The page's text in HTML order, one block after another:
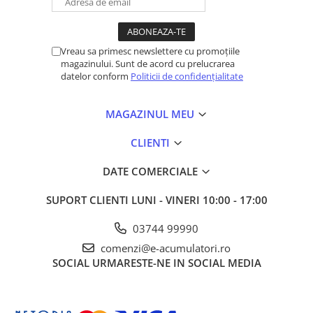
Statii de incarcare EV
Convertibil tower / rack 2U
Autonomie
≥ 8 minute la 80% din sarcină
Intrare
230 V
40–70 Hz (50/60 Hz auto-sensing)
tensiune
sarcină 100%
IEC 320 C20 (16 A)
Ieșire
Vreau sa primesc newslettere cu promoțiile
magazinului. Sunt de acord cu prelucrarea
datelor conform Politicii de confidențialitate
MAGAZINUL MEU
CLIENTI
DATE COMERCIALE
SUPORT CLIENTI LUNI - VINERI 10:00 - 17:00
03744 99990
comenzi@e-acumulatori.ro
SOCIAL URMARESTE-NE IN SOCIAL MEDIA